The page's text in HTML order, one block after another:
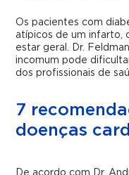
Os pacientes com
atípicos de um infarto,
estar geral. Dr.
incomum pode
dos profissionais de
7
doenças
De acordo com Dr.